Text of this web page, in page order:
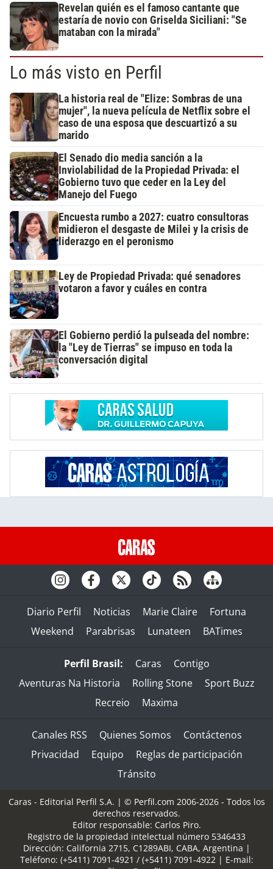
Revelan quién es el famoso cantante que
estaría de novio con Griselda Siciliani: "Se
mataban con la mirada"
Lo más visto en Perfil
La historia real de "Elize: Sombras de una
mujer", la nueva película de Netflix sobre el
caso de una esposa que descuartizó a su
marido
El Senado dio media sanción a la
Inviolabilidad de la Propiedad Privada: el
Gobierno tuvo que ceder en la Ley del
Manejo del Fuego
Encuesta rumbo a 2027: cuatro consultoras
midieron el desgaste de Milei y la crisis de
liderazgo en el peronismo
Ley de Propiedad Privada: qué senadores
votaron a favor y cuáles en contra
El Gobierno perdió la pulseada del nombre:
la "Ley de Tierras" se impuso en toda la
conversación digital
Diario Perfil Noticias Marie Claire
Fortuna
Weekend
Parabrisas Lunateen BATimes
Perfil Brasil: Caras
Contigo
Aventuras Na Historia
Rolling Stone
Sport Buzz
Recreio
Maxima
Canales RSS Quienes Somos
Contáctenos
Privacidad
Equipo
Reglas de participación
Tránsito
Caras - Editorial Perfil S.A. | © Perfil.com 2006-2026 - Todos los
derechos reservados.
Editor responsable: Carlos Piro.
Registro de la propiedad intelectual número 5346433
Dirección: California 2715, C1289ABI, CABA, Argentina |
Teléfono: (+5411) 7091-4921 / (+5411) 7091-4922| E-mail: